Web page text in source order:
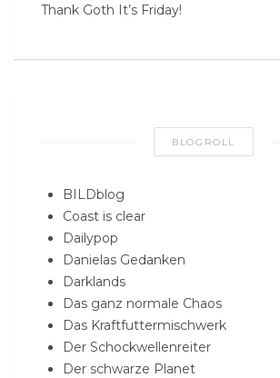
Thank Goth It’s Friday!
BLOGROLL
BILDblog
Coast is clear
Dailypop
Danielas Gedanken
Darklands
Das ganz normale Chaos
Das Kraftfuttermischwerk
Der Schockwellenreiter
Der schwarze Planet